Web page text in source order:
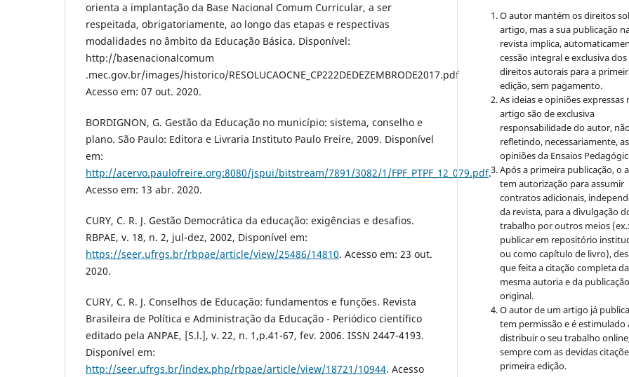
orienta a implantação da Base Nacional Comum Curricular, a ser
respeitada, obrigatoriamente, ao longo das etapas e respectivas
modalidades no âmbito da Educação Básica. Disponível:
http://basenacionalcomum
.mec.gov.br/images/historico/RESOLUCAOCNE_CP222DEDEZEMBRODE2017.pdf
Acesso em: 07 out. 2020.
BORDIGNON, G. Gestão da Educação no município: sistema, conselho e
plano. São Paulo: Editora e Livraria Instituto Paulo Freire, 2009. Disponível
em:
http://acervo.paulofreire.org:8080/jspui/bitstream/7891/3082/1/FPF_PTPF_12_079.pdf.
Acesso em: 13 abr. 2020.
CURY, C. R. J. Gestão Democrática da educação: exigências e desafios.
RBPAE, v. 18, n. 2, jul-dez, 2002, Disponível em:
https://seer.ufrgs.br/rbpae/article/view/25486/14810. Acesso em: 23 out.
2020.
CURY, C. R. J. Conselhos de Educação: fundamentos e funções. Revista
Brasileira de Política e Administração da Educação - Periódico científico
editado pela ANPAE, [S.l.], v. 22, n. 1,p.41-67, fev. 2006. ISSN 2447-4193.
Disponível em:
http://seer.ufrgs.br/index.php/rbpae/article/view/18721/10944. Acesso
O autor mantém os direitos
artigo, mas a sua publicação
revista implica,
cessão integral e exclusiva dos
direitos autorais para a
edição, sem pagamento.
As ideias e opiniões expressas
artigo são de exclusiva
responsabilidade do autor,
refletindo, necessariamente, as
opiniões da Ensaios
Após a primeira publicação, o
tem autorização para assumir
contratos adicionais,
da revista, para a divulgação
trabalho por outros meios (ex.:
publicar em repositório
ou como capítulo de livro),
que feita a citação completa da
mesma autoria e da publicação
original.
O autor de um artigo já
tem permissão e é estimulado
distribuir o seu trabalho
sempre com as devidas
primeira edição.